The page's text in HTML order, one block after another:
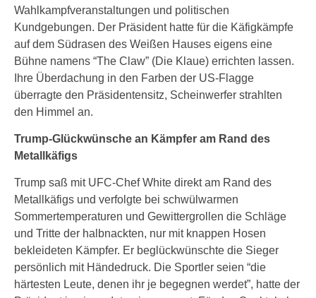
Wahlkampfveranstaltungen und politischen
Kundgebungen. Der Präsident hatte für die Käfigkämpfe
auf dem Südrasen des Weißen Hauses eigens eine
Bühne namens “The Claw” (Die Klaue) errichten lassen.
Ihre Überdachung in den Farben der US-Flagge
überragte den Präsidentensitz, Scheinwerfer strahlten
den Himmel an.
Trump-Glückwünsche an Kämpfer am Rand des
Metallkäfigs
Trump saß mit UFC-Chef White direkt am Rand des
Metallkäfigs und verfolgte bei schwülwarmen
Sommertemperaturen und Gewittergrollen die Schläge
und Tritte der halbnackten, nur mit knappen Hosen
bekleideten Kämpfer. Er beglückwünschte die Sieger
persönlich mit Händedruck. Die Sportler seien “die
härtesten Leute, denen ihr je begegnen werdet”, hatte der